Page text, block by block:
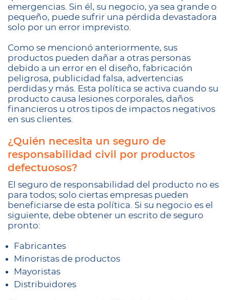
emergencias. Sin él, su negocio, ya sea grande o
pequeño, puede sufrir una pérdida devastadora
solo por un error imprevisto.
Como se mencionó anteriormente, sus
productos pueden dañar a otras personas
debido a un error en el diseño, fabricación
peligrosa, publicidad falsa, advertencias
perdidas y más. Esta política se activa cuando su
producto causa lesiones corporales, daños
financieros u otros tipos de impactos negativos
en sus clientes.
¿Quién necesita un seguro de
responsabilidad civil por productos
defectuosos?
El seguro de responsabilidad del producto no es
para todos; solo ciertas empresas pueden
beneficiarse de esta política. Si su negocio es el
siguiente, debe obtener un escrito de seguro
pronto:
Fabricantes
Minoristas de productos
Mayoristas
Distribuidores